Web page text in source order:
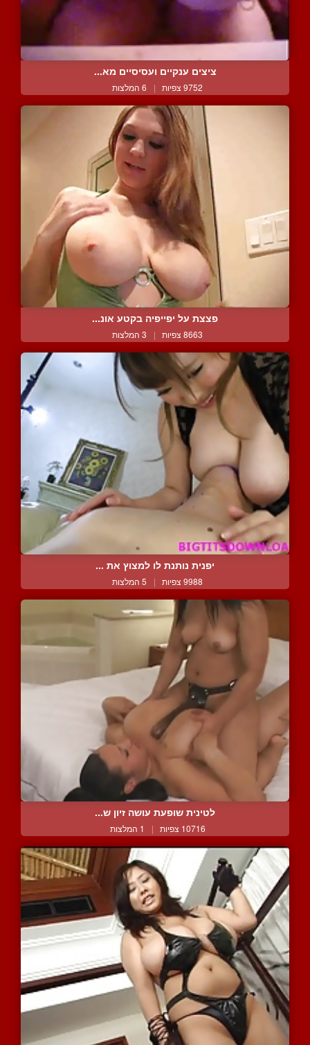
ציצים ענקיים ועסיסיים מא...
9752 צפיות | 6 המלצות
פצצת על יפייפיה בקטע אונ...
8663 צפיות | 3 המלצות
יפנית נותנת לו למצוץ את ...
9988 צפיות | 5 המלצות
לטינית שופעת עושה זיון ש...
10716 צפיות | 1 המלצות